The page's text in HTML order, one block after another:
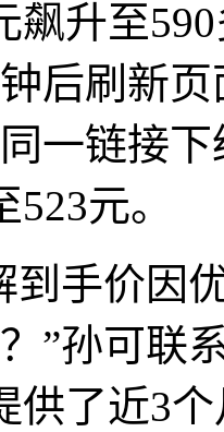
飙升至
后刷新
一链接
元。
手价因优
”孙可联
供了近3